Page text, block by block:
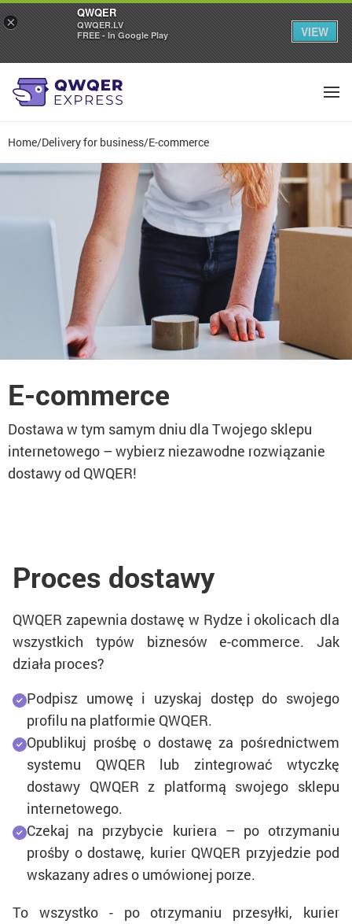
Home/Delivery for business/E-commerce
E-commerce
Dostawa w tym samym dniu dla Twojego sklepu
internetowego – wybierz niezawodne rozwiązanie
dostawy od QWQER!
Proces dostawy
QWQER zapewnia dostawę w Rydze i okolicach dla
wszystkich typów biznesów e-commerce. Jak
działa proces?
Podpisz umowę i uzyskaj dostęp do swojego
profilu na platformie QWQER.
Opublikuj prośbę o dostawę za pośrednictwem
systemu QWQER lub zintegrować wtyczkę
dostawy QWQER z platformą swojego sklepu
internetowego.
Czekaj na przybycie kuriera – po otrzymaniu
prośby o dostawę, kurier QWQER przyjedzie pod
wskazany adres o umówionej porze.
To wszystko - po otrzymaniu przesyłki, kurier
×
QWQER
QWQER.LV
FREE - In Google Play
VIEW